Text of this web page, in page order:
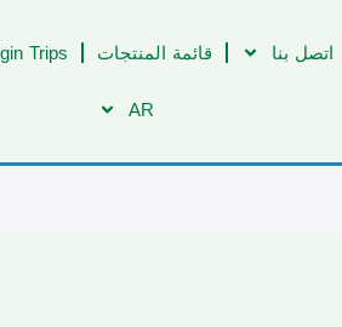
اتصل بنا قائمة المنتجات Trips
AR